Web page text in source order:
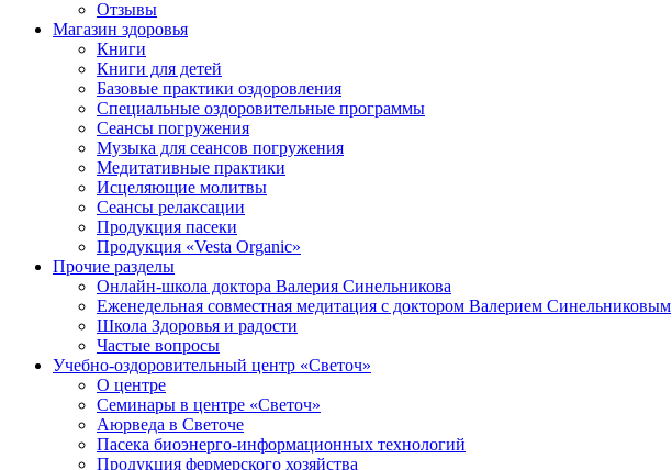
Отзывы
Магазин здоровья
Книги
Книги для детей
Базовые практики оздоровления
Специальные оздоровительные программы
Сеансы погружения
Музыка для сеансов погружения
Медитативные практики
Исцеляющие молитвы
Сеансы релаксации
Продукция пасеки
Продукция «Vesta Organic»
Прочие разделы
Онлайн-школа доктора Валерия Синельникова
Еженедельная совместная медитация с доктором Валерием Синельниковым
Школа Здоровья и радости
Частые вопросы
Учебно-оздоровительный центр «Светоч»
О центре
Семинары в центре «Светоч»
Аюрведа в Светоче
Пасека биоэнерго-информационных технологий
Продукция фермерского хозяйства